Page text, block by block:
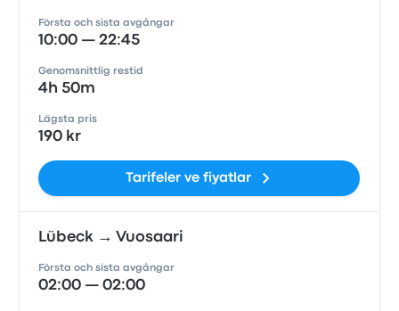
Första och sista avgångar
10:00 — 22:45
Genomsnittlig restid
4h 50m
Lägsta pris
190 kr
Tarifeler ve fiyatlar
Lübeck → Vuosaari
Första och sista avgångar
02:00 — 02:00